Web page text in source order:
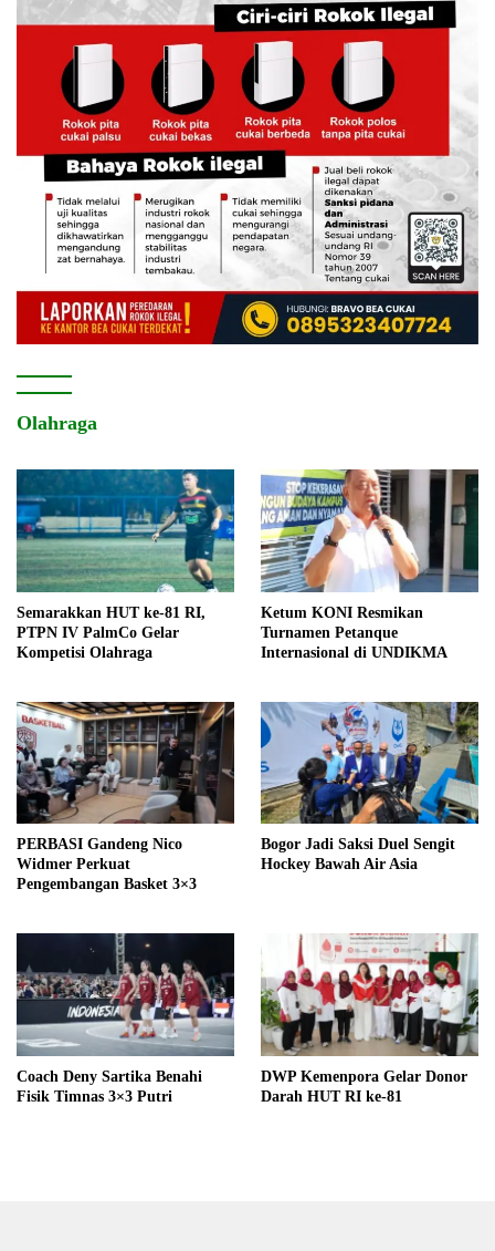
Olahraga
Semarakkan HUT ke-81 RI,
PTPN IV PalmCo Gelar
Kompetisi Olahraga
Ketum KONI Resmikan
Turnamen Petanque
Internasional di UNDIKMA
PERBASI Gandeng Nico
Widmer Perkuat
Pengembangan Basket 3×3
Bogor Jadi Saksi Duel Sengit
Hockey Bawah Air Asia
Coach Deny Sartika Benahi
Fisik Timnas 3×3 Putri
DWP Kemenpora Gelar Donor
Darah HUT RI ke-81